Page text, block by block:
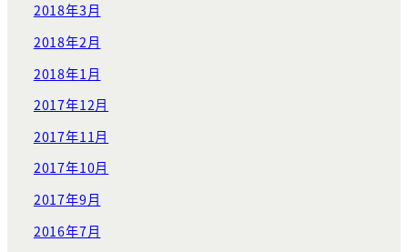
2018年3月
2018年2月
2018年1月
2017年12月
2017年11月
2017年10月
2017年9月
2016年7月